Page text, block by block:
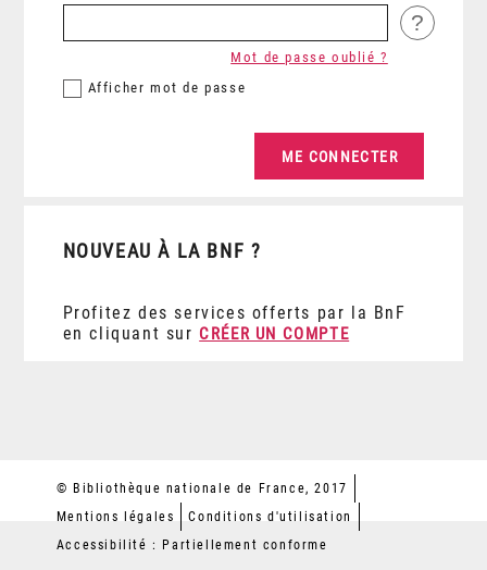
?
Afficher mot de passe
Mot de passe oublié ?
NOUVEAU À LA BNF ?
Profitez des services offerts par la BnF
en cliquant sur CRÉER UN COMPTE
© Bibliothèque nationale de France, 2017
Mentions légales
Conditions d'utilisation
Accessibilité : Partiellement conforme